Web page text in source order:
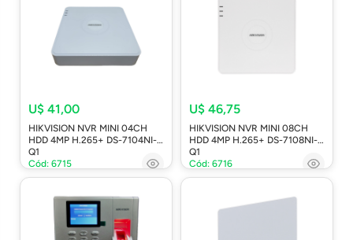
U$ 41,00
HIKVISION NVR MINI 04CH
HDD 4MP H.265+ DS-7104NI-
Q1
Cód: 6715
U$ 46,75
HIKVISION NVR MINI 08CH
HDD 4MP H.265+ DS-7108NI-
Q1
Cód: 6716